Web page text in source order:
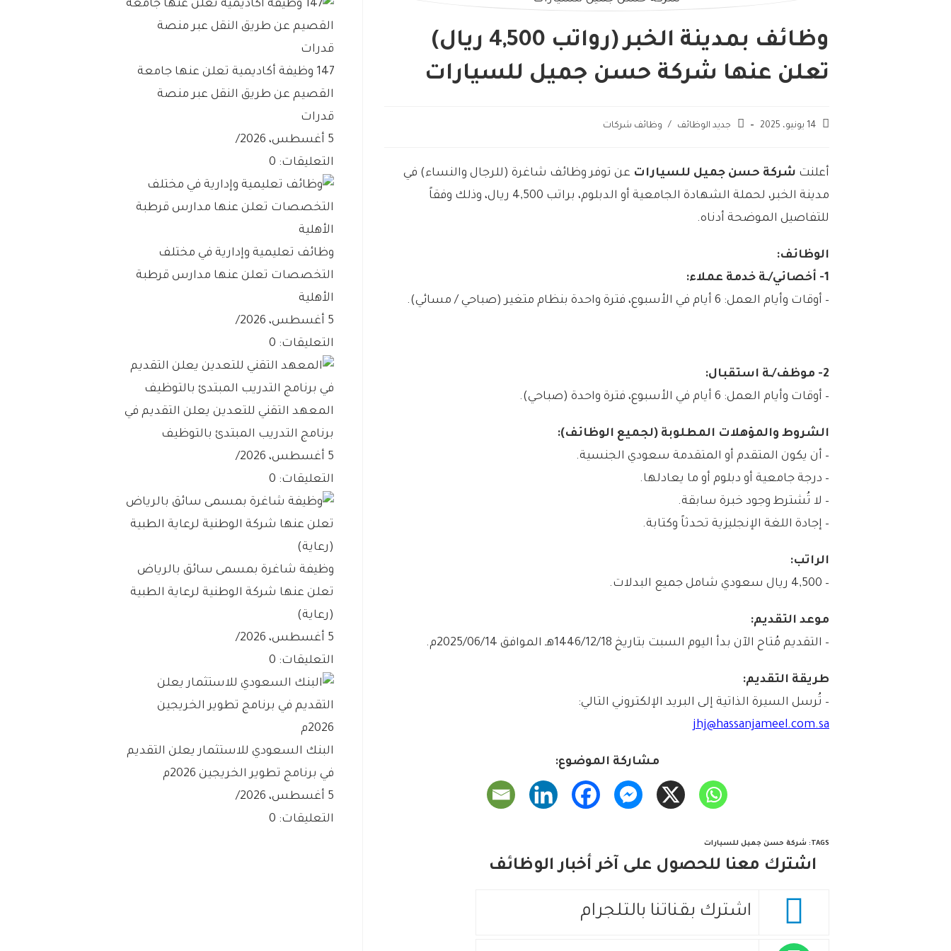
وظائف بمدينة الخبر (رواتب 4,500 ريال)
تعلن عنها شركة حسن جميل للسيارات
14 يونيو، 2025 جديد الوظائف / وظائف شركات
أعلنت شركة حسن جميل للسيارات عن توفر وظائف شاغرة (للرجال والنساء) في
مدينة الخبر، لحملة الشهادة الجامعية أو الدبلوم، براتب 4,500 ريال، وذلك وفقاً
للتفاصيل الموضحة أدناه.
الوظائف:
1- أخصائي/ـة خدمة عملاء:
– أوقات وأيام العمل: 6 أيام في الأسبوع، فترة واحدة بنظام متغير (صباحي / مسائي).
2- موظف/ـة استقبال:
– أوقات وأيام العمل: 6 أيام في الأسبوع، فترة واحدة (صباحي).
الشروط والمؤهلات المطلوبة (لجميع الوظائف):
– أن يكون المتقدم أو المتقدمة سعودي الجنسية.
– درجة جامعية أو دبلوم أو ما يعادلها.
– لا تُشترط وجود خبرة سابقة.
– إجادة اللغة الإنجليزية تحدثاً وكتابة.
الراتب:
– 4,500 ريال سعودي شامل جميع البدلات.
موعد التقديم:
– التقديم مُتاح الآن بدأ اليوم السبت بتاريخ 1446/12/18هـ الموافق 2025/06/14م.
طريقة التقديم:
– تُرسل السيرة الذاتية إلى البريد الإلكتروني التالي:
jhj@hassanjameel.com.sa
مشاركة الموضوع:
TAGS
: شركة حسن جميل للسيارات
اشترك معنا للحصول على آخر أخبار الوظائف
اشترك بقناتنا بالتلجرام
147 وظيفة أكاديمية تعلن عنها جامعة
القصيم عن طريق النقل عبر منصة
قدرات
5 أغسطس، 2026
/
التعليقات: 0
وظائف تعليمية وإدارية في مختلف
التخصصات تعلن عنها مدارس قرطبة
الأهلية
5 أغسطس، 2026
/
التعليقات: 0
المعهد التقني للتعدين يعلن التقديم في
برنامج التدريب المبتدئ بالتوظيف
5 أغسطس، 2026
/
التعليقات: 0
وظيفة شاغرة بمسمى سائق بالرياض
تعلن عنها شركة الوطنية لرعاية الطبية
(رعاية)
5 أغسطس، 2026
/
التعليقات: 0
البنك السعودي للاستثمار يعلن التقديم
في برنامج تطوير الخريجين 2026م
5 أغسطس، 2026
/
التعليقات: 0